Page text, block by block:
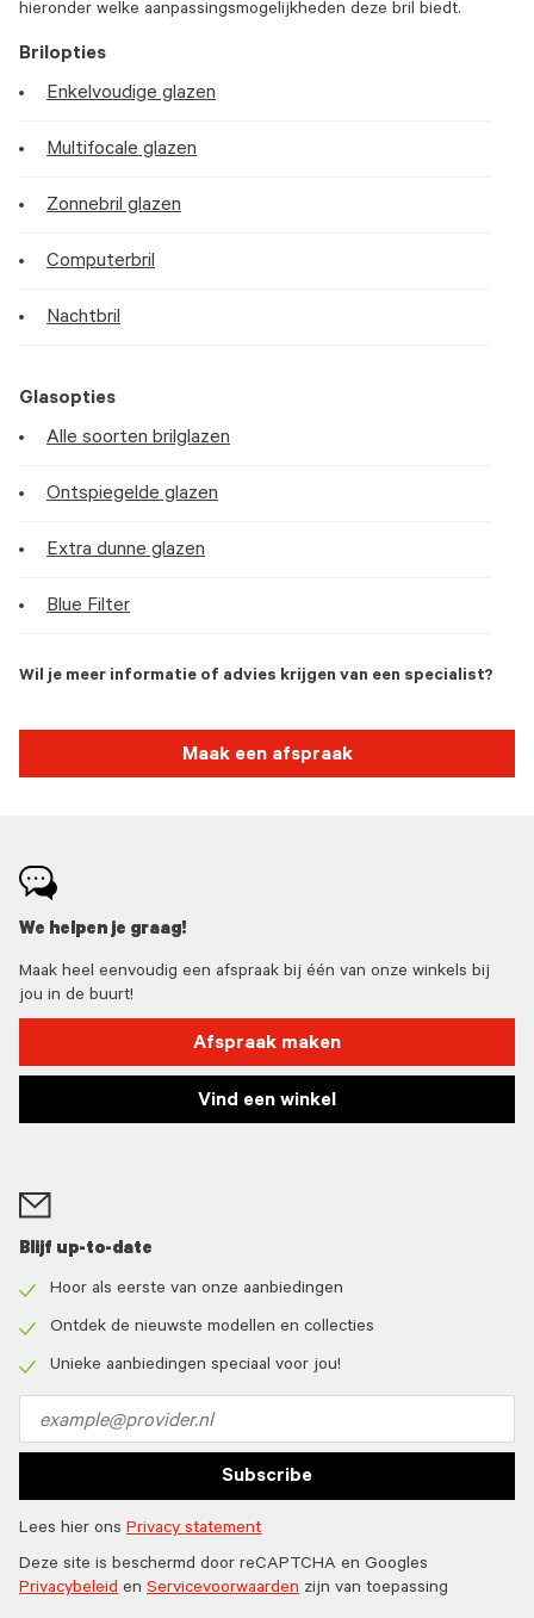
hieronder welke aanpassingsmogelijkheden deze bril biedt.
Brilopties
Enkelvoudige glazen
Multifocale glazen
Zonnebril glazen
Computerbril
Nachtbril
Glasopties
Alle soorten brilglazen
Ontspiegelde glazen
Extra dunne glazen
Blue Filter
Wil je meer informatie of advies krijgen van een specialist?
Maak een afspraak
We helpen je graag!
Maak heel eenvoudig een afspraak bij één van onze winkels bij
jou in de buurt!
Afspraak maken
Vind een winkel
Blijf up-to-date
icon
Hoor als eerste van onze aanbiedingen
icon
Ontdek de nieuwste modellen en collecties
Unieke aanbiedingen speciaal voor jou!
address
Subscribe
Lees hier ons Privacy statement
Deze site is beschermd door reCAPTCHA en Googles
Privacybeleid en Servicevoorwaarden zijn van toepassing